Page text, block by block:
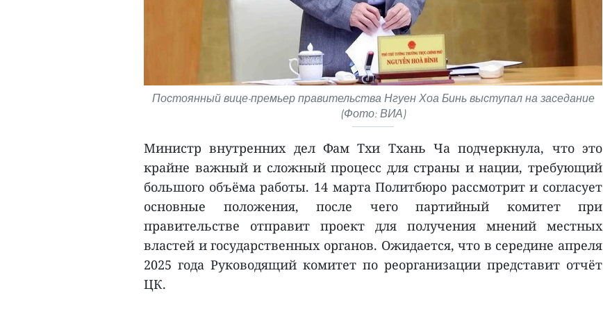
Постоянный вице-премьер правительства Нгуен Хоа Бинь выступал на заседание
(Фото: ВИА)
Министр внутренних дел Фам Тхи Тхань Ча подчеркнула, что это
крайне важный и сложный процесс для страны и нации, требующий
большого объёма работы. 14 марта Политбюро рассмотрит и согласует
основные положения, после чего партийный комитет при
правительстве отправит проект для получения мнений местных
властей и государственных органов. Ожидается, что в середине апреля
2025 года Руководящий комитет по реорганизации представит отчёт
ЦК.